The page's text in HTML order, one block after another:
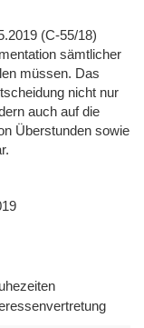
(C-55/18)
sämtlicher
müssen. Das
nicht nur
auch auf die
Überstunden sowie